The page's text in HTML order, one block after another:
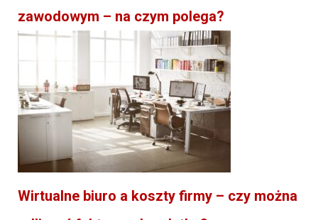
zawodowym – na czym polega?
Wirtualne biuro a koszty firmy – czy można